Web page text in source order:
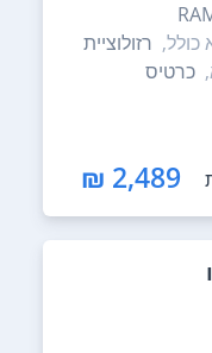
כולל, רזולוציית
כרטיס
2,489 ₪